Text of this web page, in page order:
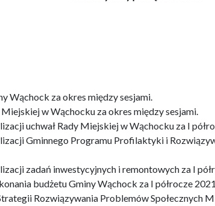
Wąchock za okres między sesjami.
w Wąchocku za okres między sesjami.
uchwał Rady Miejskiej w Wąchocku za I
Gminnego Programu Profilaktyki i
zadań inwestycyjnych i remontowych za I
budżetu Gminy Wąchock za I półrocze
Rozwiązywania Problemów Społecznych